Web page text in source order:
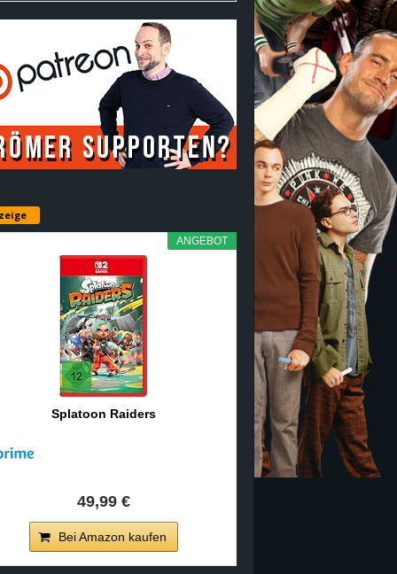
ANGEBOT
Splatoon Raiders
49,99 €
Bei Amazon kaufen